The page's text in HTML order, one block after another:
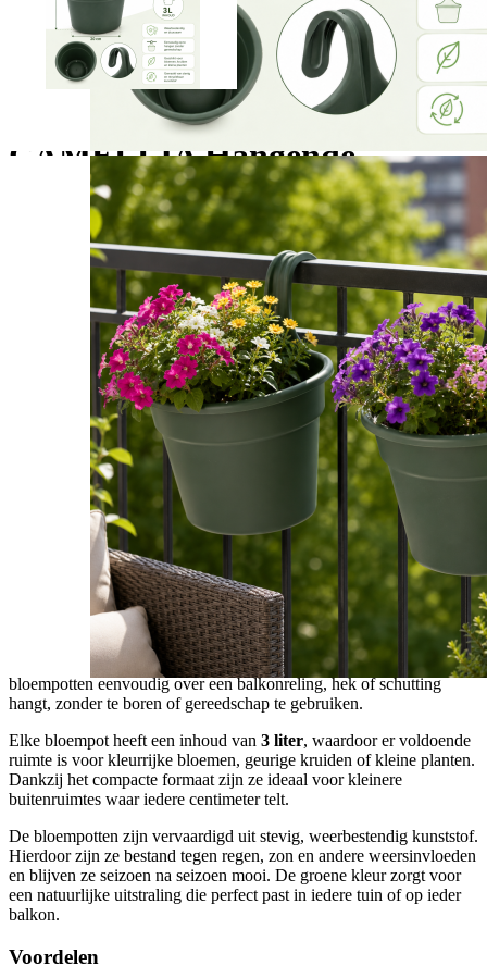
Ga naar het begin van de afbeeldingen-gallerij
CAMELLIA Hangende
Bloempot Balkon – Set van 2 –
3 Liter – Kunststof – Groen –
Balkonbak voor Reling, Hek of
Schutting – 28 x 20 x 24,5 cm
CAMELLIA hangende bloempottengeef je jouw
balkon, dakterras of tuin binnen enkele minuten een sfeervolle
8718998062413
Up
In Winkelwagen
CAMELLIA hangende bloempotten geef je jouw
balkon, dakterras of tuin binnen enkele minuten een sfeervolle
uitstraling. De geïntegreerde ophanghaak zorgt ervoor dat je de
bloempotten eenvoudig over een balkonreling, hek of schutting
hangt, zonder te boren of gereedschap te gebruiken.
Elke bloempot heeft een inhoud van 3 liter, waardoor er voldoende
ruimte is voor kleurrijke bloemen, geurige kruiden of kleine planten.
Dankzij het compacte formaat zijn ze ideaal voor kleinere
buitenruimtes waar iedere centimeter telt.
De bloempotten zijn vervaardigd uit stevig, weerbestendig kunststof.
Hierdoor zijn ze bestand tegen regen, zon en andere weersinvloeden
en blijven ze seizoen na seizoen mooi. De groene kleur zorgt voor
een natuurlijke uitstraling die perfect past in iedere tuin of op ieder
balkon.
Voordelen